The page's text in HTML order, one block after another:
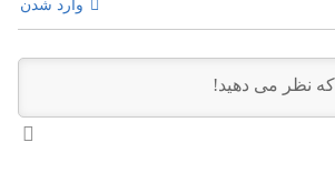
وارد شدن